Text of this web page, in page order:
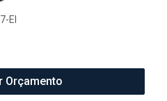
EI
Orçamento